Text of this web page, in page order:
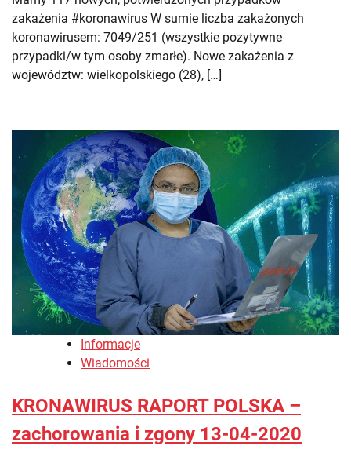
zakażenia #koronawirus W sumie liczba zakażonych
koronawirusem: 7049/251 (wszystkie pozytywne
przypadki/w tym osoby zmarłe). Nowe zakażenia z
województw: wielkopolskiego (28), […]
Informacje
Wiadomości
KRONAWIRUS RAPORT POLSKA –
zachorowania i zgony 13-04-2020